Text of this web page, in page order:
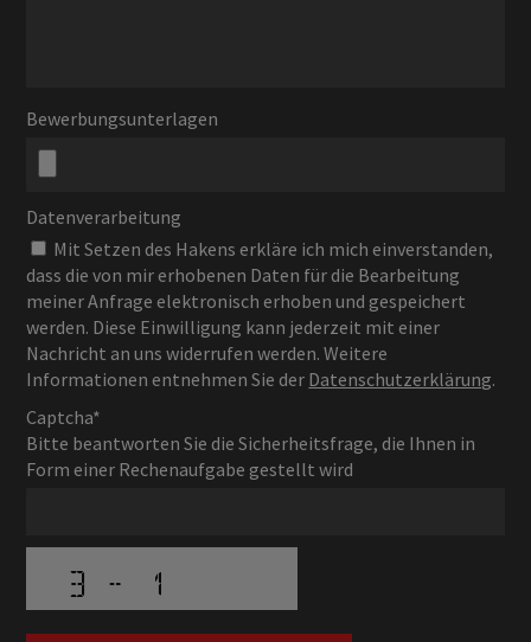
Bewerbungsunterlagen
Datenverarbeitung
dass die von mir erhobenen Daten für die Bearbeitung
meiner Anfrage elektronisch erhoben und gespeichert
werden. Diese Einwilligung kann jederzeit mit einer
Nachricht an uns widerrufen werden. Weitere
Informationen entnehmen Sie der Datenschutzerklärung.
Captcha*
Bitte beantworten Sie die Sicherheitsfrage, die Ihnen in
Form einer Rechenaufgabe gestellt wird